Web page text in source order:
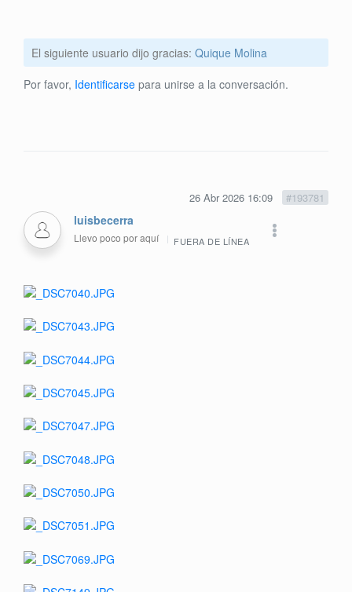
El siguiente usuario dijo gracias: Quique Molina
Por favor, Identificarse para unirse a la conversación.
26 Abr 2026 16:09 #193781
luisbecerra
Llevo poco por aquí FUERA DE LÍNEA